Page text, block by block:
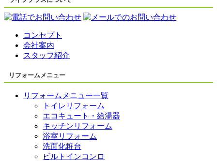
コンセプト
会社案内
スタッフ紹介
リフォームメニュー
リフォームメニュー一覧
トイレリフォーム
エコキュート・給湯器
キッチンリフォーム
浴室リフォーム
洗面化粧台
ビルトインコンロ